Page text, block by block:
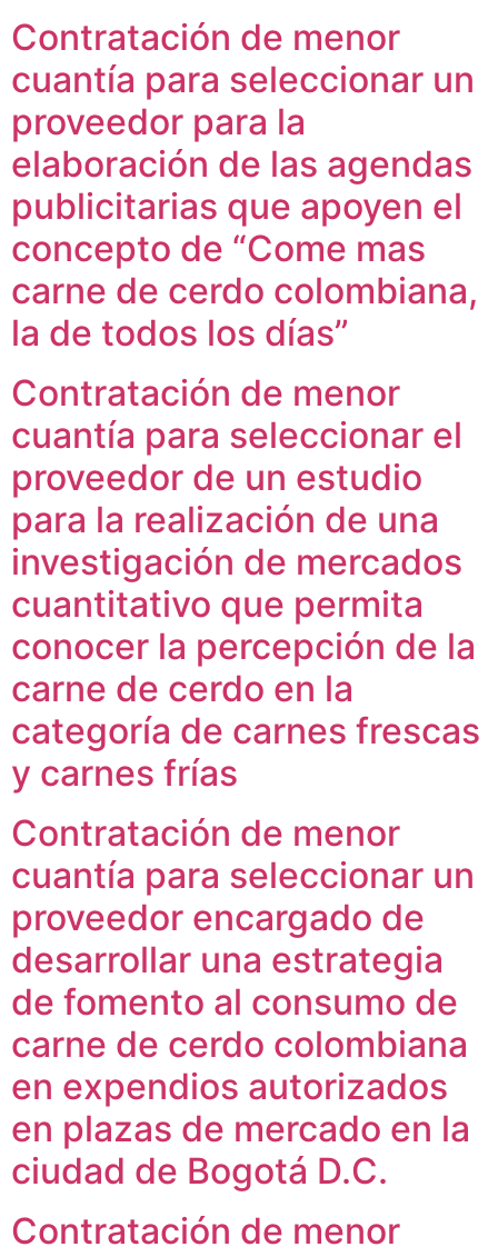
Contratación de menor
cuantía para seleccionar un
proveedor para la
elaboración de las agendas
publicitarias que apoyen el
concepto de “Come mas
carne de cerdo colombiana,
la de todos los días”
Contratación de menor
cuantía para seleccionar el
proveedor de un estudio
para la realización de una
investigación de mercados
cuantitativo que permita
conocer la percepción de la
carne de cerdo en la
categoría de carnes frescas
y carnes frías
Contratación de menor
cuantía para seleccionar un
proveedor encargado de
desarrollar una estrategia
de fomento al consumo de
carne de cerdo colombiana
en expendios autorizados
en plazas de mercado en la
ciudad de Bogotá D.C.
Contratación de menor